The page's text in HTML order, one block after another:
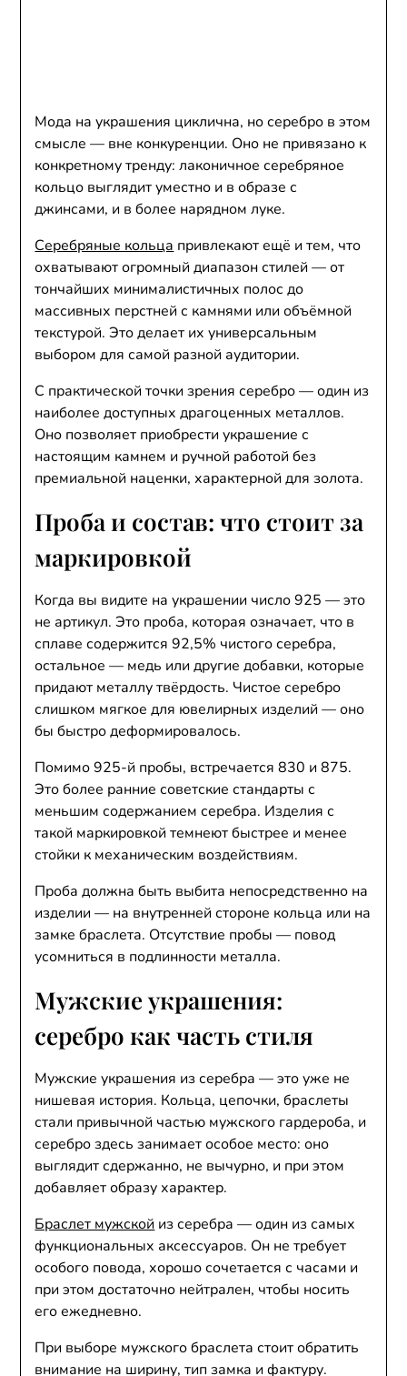
Мода на украшения циклична, но серебро в этом
смысле — вне конкуренции. Оно не привязано к
конкретному тренду: лаконичное серебряное
кольцо выглядит уместно и в образе с
джинсами, и в более нарядном луке.
Серебряные кольца привлекают ещё и тем, что
охватывают огромный диапазон стилей — от
тончайших минималистичных полос до
массивных перстней с камнями или объёмной
текстурой. Это делает их универсальным
выбором для самой разной аудитории.
С практической точки зрения серебро — один из
наиболее доступных драгоценных металлов.
Оно позволяет приобрести украшение с
настоящим камнем и ручной работой без
премиальной наценки, характерной для золота.
Проба и состав: что стоит за
маркировкой
Когда вы видите на украшении число 925 — это
не артикул. Это проба, которая означает, что в
сплаве содержится 92,5% чистого серебра,
остальное — медь или другие добавки, которые
придают металлу твёрдость. Чистое серебро
слишком мягкое для ювелирных изделий — оно
бы быстро деформировалось.
Помимо 925-й пробы, встречается 830 и 875.
Это более ранние советские стандарты с
меньшим содержанием серебра. Изделия с
такой маркировкой темнеют быстрее и менее
стойки к механическим воздействиям.
Проба должна быть выбита непосредственно на
изделии — на внутренней стороне кольца или на
замке браслета. Отсутствие пробы — повод
усомниться в подлинности металла.
Мужские украшения:
серебро как часть стиля
Мужские украшения из серебра — это уже не
нишевая история. Кольца, цепочки, браслеты
стали привычной частью мужского гардероба, и
серебро здесь занимает особое место: оно
выглядит сдержанно, не вычурно, и при этом
добавляет образу характер.
Браслет мужской из серебра — один из самых
функциональных аксессуаров. Он не требует
особого повода, хорошо сочетается с часами и
при этом достаточно нейтрален, чтобы носить
его ежедневно.
При выборе мужского браслета стоит обратить
внимание на ширину, тип замка и фактуру.